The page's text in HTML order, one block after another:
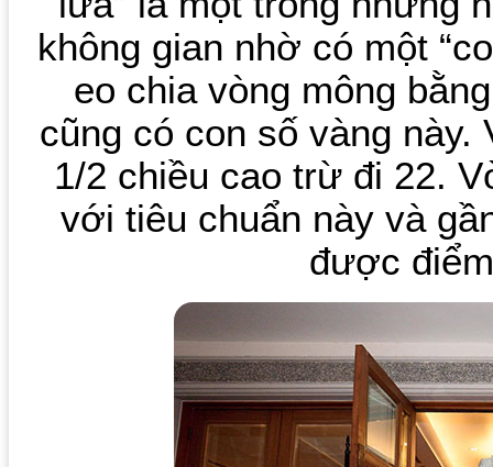
không gian nhờ có một
eo chia vòng mông
cũng có con số vàng
1/2 chiều cao trừ đi 22.
với tiêu chuẩn này và
được